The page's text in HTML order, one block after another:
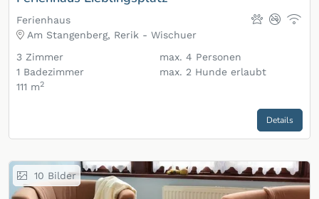
Ferienhaus
Am Stangenberg, Rerik - Wischuer
3 Zimmer
1 Badezimmer
111 m2
max. 4 Personen
max. 2 Hunde erlaubt
Details
10 Bilder